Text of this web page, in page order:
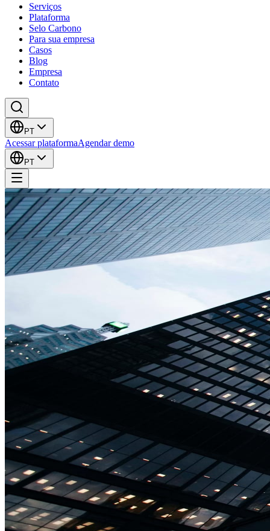
Serviços
Plataforma
Selo Carbono
Para sua empresa
Casos
Blog
Empresa
Contato
PT
Acessar plataformaAgendar demo
PT